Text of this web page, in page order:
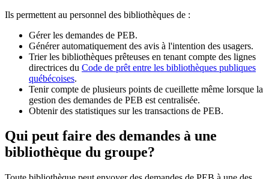
Ils permettent au personnel des bibliothèques de :
Gérer les demandes de PEB.
Générer automatiquement des avis à l'intention des usagers.
Trier les bibliothèques prêteuses en tenant compte des lignes
directrices du Code de prêt entre les bibliothèques publiques
québécoises.
Tenir compte de plusieurs points de cueillette même lorsque la
gestion des demandes de PEB est centralisée.
Obtenir des statistiques sur les transactions de PEB.
Qui peut faire des demandes à une
bibliothèque du groupe?